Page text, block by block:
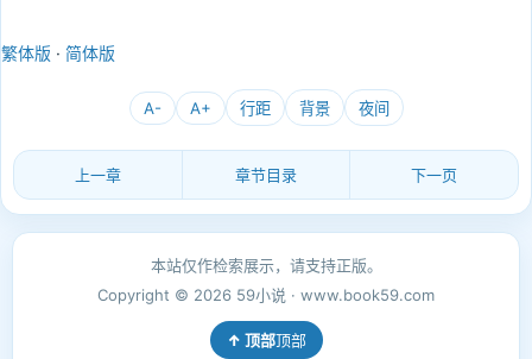
繁体版 · 简体版
A- A+ 行距 背景 夜间
上一章 章节目录 下一页
本站仅作检索展示，请支持正版。
Copyright © 2026 59小说 · www.book59.com
顶部